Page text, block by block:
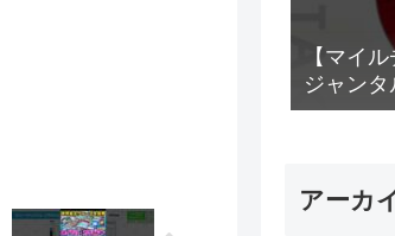
【マイ
ジャン
MINUTE
アーカ